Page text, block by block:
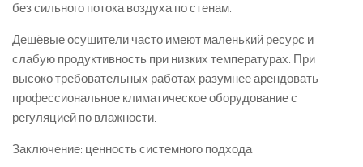
без сильного потока воздуха по стенам.
Дешёвые осушители часто имеют маленький ресурс и
слабую продуктивность при низких температурах. При
высоко требовательных работах разумнее арендовать
профессиональное климатическое оборудование с
регуляцией по влажности.
Заключение: ценность системного подхода